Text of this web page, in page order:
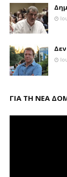
ΓΙΑ ΤΗ ΝΕΑ